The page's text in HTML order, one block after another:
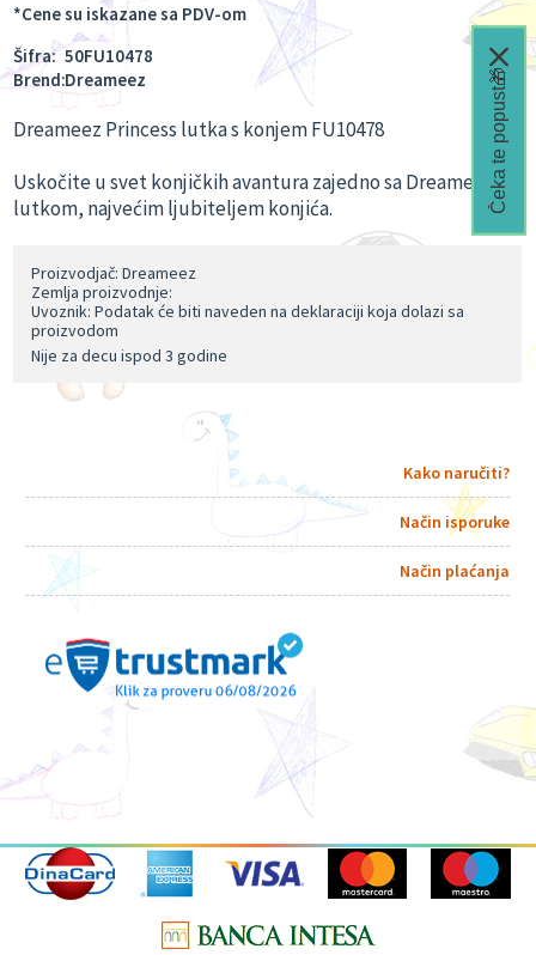
*Cene su iskazane sa PDV-om
Šifra: 50FU10478
Brend:Dreameez
Dreameez Princess lutka s konjem FU10478
Uskočite u svet konjičkih avantura zajedno sa Dreameez
lutkom, najvećim ljubiteljem konjića.
Proizvodjač: Dreameez
Zemlja proizvodnje:
Uvoznik: Podatak će biti naveden na deklaraciji koja dolazi sa
proizvodom
Nije za decu ispod 3 godine
Kako naručiti?
Način isporuke
Način plaćanja
Čeka te popust🎁